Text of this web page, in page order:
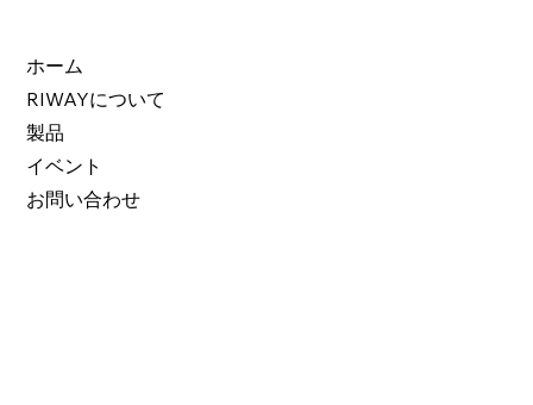
ホーム
RIWAYについて
製品
イベント
お問い合わせ